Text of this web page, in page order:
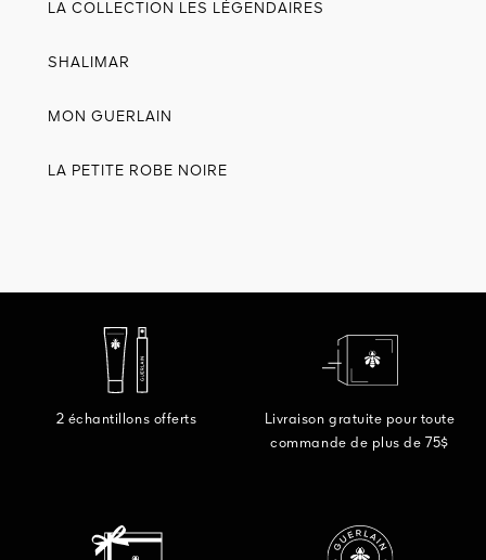
LA COLLECTION LES LÉGENDAIRES
SHALIMAR
MON GUERLAIN
LA PETITE ROBE NOIRE
2 échantillons offerts
Livraison gratuite pour toute
commande de plus de 75$